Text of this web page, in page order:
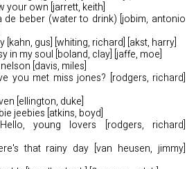
your own [jarrett, keith]
de beber (water to drink) [jobim, antonio
[kahn, gus] [whiting, richard] [akst, harry]
in my soul [boland, clay] [jaffe, moe]
[davis, miles]
you met miss jones? [rodgers, richard]
[ellington, duke]
jeebies [atkins, boyd]
young lovers [rodgers, richard]
that rainy day [van heusen, jimmy]